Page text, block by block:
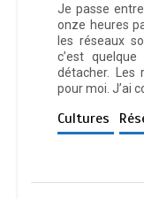
Je passe
onze heures
les réseaux
c’est
détacher. Les
pour moi. J’ai
Cultures